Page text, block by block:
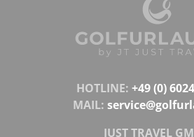
HOTLINE: +49 (0)
MAIL:
JUST TRAVEL